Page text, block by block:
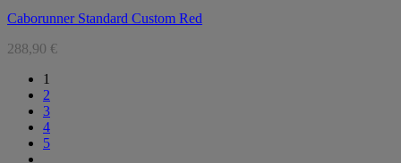
Caborunner Standard Custom Red
288,90 €
1
2
3
4
5